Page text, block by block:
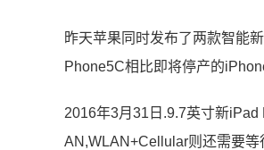
昨天苹果同时发布了两款智能
Phone5C相比即将停产的
2016年3月31日.9.7英寸新
AN,WLAN+Cellular则还需要等